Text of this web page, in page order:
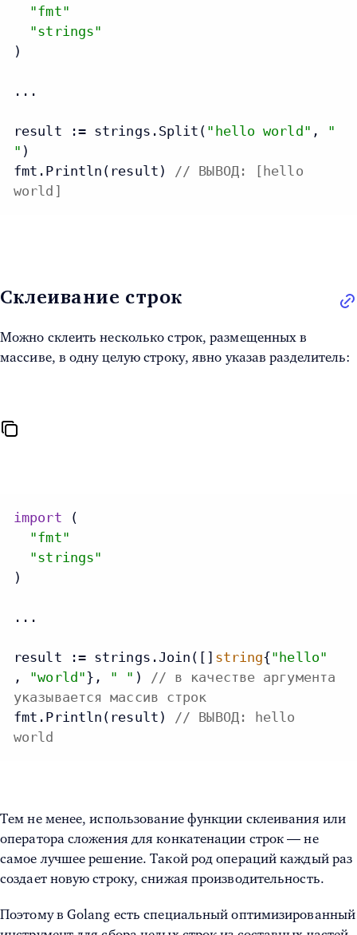
"fmt"
"strings"
)
...
result := strings.Split( "hello world" ,
"
" )
fmt.Println(result) // ВЫВОД: [hello
world]
Склеивание строк
Можно склеить несколько строк, размещенных в
массиве, в одну целую строку, явно указав разделитель:
import (
"fmt"
"strings"
)
...
result := strings.Join([] string{"hello"
, "world"}, " " )
// в качестве аргумента
указывается массив строк
fmt.Println(result) // ВЫВОД: hello
world
Тем не менее, использование функции склеивания или
оператора сложения для конкатенации строк — не
самое лучшее решение. Такой род операций каждый раз
создает новую строку, снижая производительность.
Поэтому в Golang есть специальный оптимизированный